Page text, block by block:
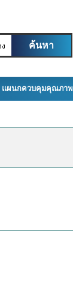
แผนกควบคุมคุณภาพ